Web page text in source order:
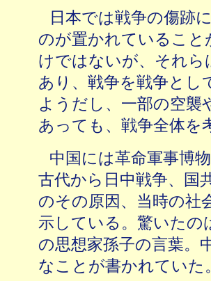
日本では戦争の傷跡
のが置かれていること
けではないが、それら
あり、戦争を戦争とし
ようだし、一部の空襲
あっても、戦争全体を
中国には革命軍事博
古代から日中戦争、国
のその原因、当時の社
示している。驚いたの
の思想家孫子の言葉。
なことが書かれていた